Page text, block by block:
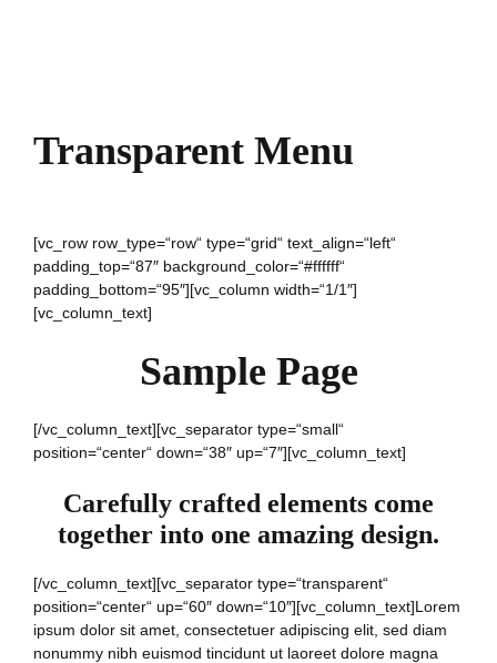
Transparent Menu
[vc_row row_type=“row“ type=“grid“ text_align=“left“
padding_top=“87″ background_color=“#ffffff“
padding_bottom=“95″][vc_column width=“1/1″]
[vc_column_text]
Sample Page
[/vc_column_text][vc_separator type=“small“
position=“center“ down=“38″ up=“7″][vc_column_text]
Carefully crafted elements come
together into one amazing design.
[/vc_column_text][vc_separator type=“transparent“
position=“center“ up=“60″ down=“10″][vc_column_text]Lorem
ipsum dolor sit amet, consectetuer adipiscing elit, sed diam
nonummy nibh euismod tincidunt ut laoreet dolore magna